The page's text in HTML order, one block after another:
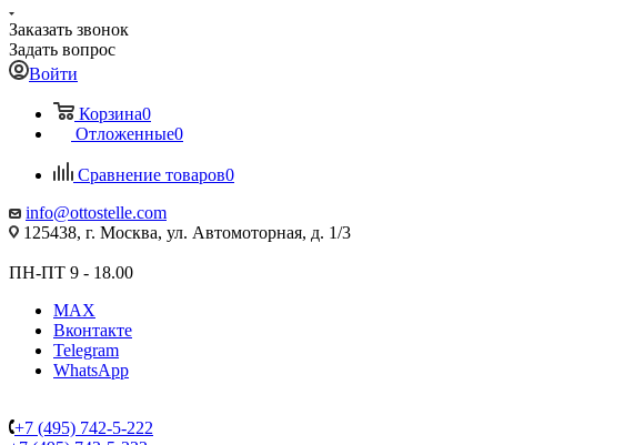
Заказать звонок
Задать вопрос
Войти
Корзина0
Отложенные0
Сравнение товаров0
info@ottostelle.com
125438, г. Москва, ул. Автомоторная, д. 1/3
ПН-ПТ 9 - 18.00
MAX
Вконтакте
Telegram
WhatsApp
+7 (495) 742-5-222